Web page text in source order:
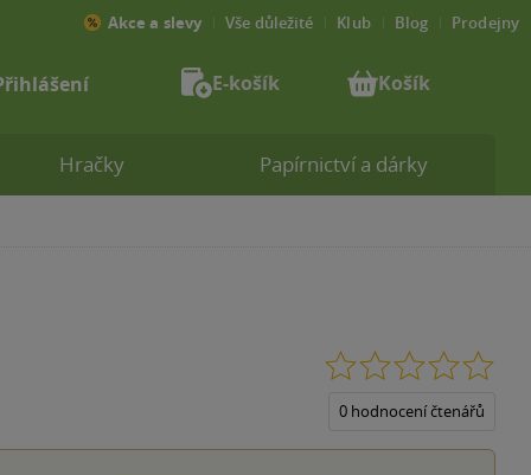
0 hodnocení čtenářů
Hračky Papírnictví a dárky
Akce a slevy Vše důležité Klub Blog Prodejny
E-košík Košík